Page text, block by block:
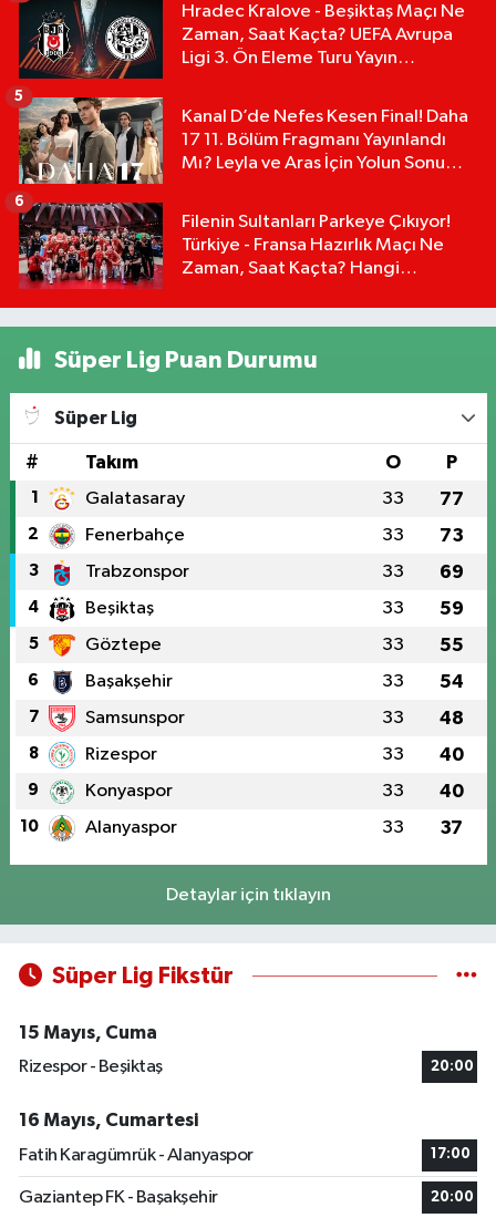
Hradec Kralove - Beşiktaş Maçı Ne
Zaman, Saat Kaçta? UEFA Avrupa
Ligi 3. Ön Eleme Turu Yayın
Kanal D’de Nefes Kesen Final! Daha
17 11. Bölüm Fragmanı Yayınlandı
Mı? Leyla ve Aras İçin Yolun Sonu
5
Filenin Sultanları Parkeye Çıkıyor!
Türkiye - Fransa Hazırlık Maçı Ne
Zaman, Saat Kaçta? Hangi
6
Süper Lig Puan Durumu
Süper Lig
# Takım O P
1 Galatasaray 33 77
2 Fenerbahçe 33 73
3 Trabzonspor 33 69
4 Beşiktaş 33 59
5 Göztepe 33 55
6 Başakşehir 33 54
7 Samsunspor 33 48
8 Rizespor 33 40
9 Konyaspor 33 40
10 Alanyaspor 33 37
Detaylar için tıklayın
Süper Lig Fikstür
15 Mayıs, Cuma
Rizespor - Beşiktaş
20:00
16 Mayıs, Cumartesi
Fatih Karagümrük - Alanyaspor
17:00
Gaziantep FK - Başakşehir 20:00